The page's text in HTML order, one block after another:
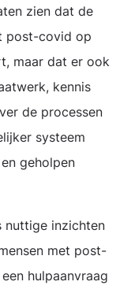
zien dat de
post-covid op
maar dat er ook
kennis
de processen
systeem
geholpen
nuttige inzichten
met post-
hulpaanvraag